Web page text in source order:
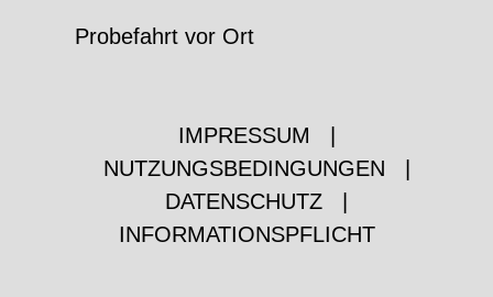
Probefahrt vor Ort
IMPRESSUM
NUTZUNGSBEDINGUNGEN
DATENSCHUTZ
INFORMATIONSPFLICHT